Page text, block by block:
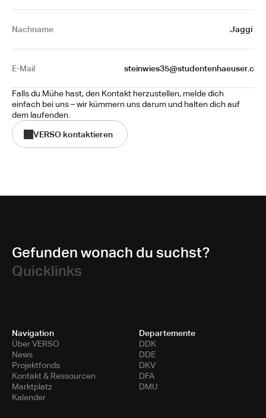
Nachname Jaggi
E-Mail steinwies35@studentenhaeuser.c
Falls du Mühe hast, den Kontakt herzustellen, melde dich
einfach bei uns – wir kümmern uns darum und halten dich auf
dem laufenden.
VERSO kontaktieren
Gefunden wonach du suchst?
Quicklinks
Navigation
Über VERSO
News
Projektfonds
Kontakt & Ressourcen
Marktplatz
Kalender
Departemente
DDK
DDE
DKV
DFA
DMU